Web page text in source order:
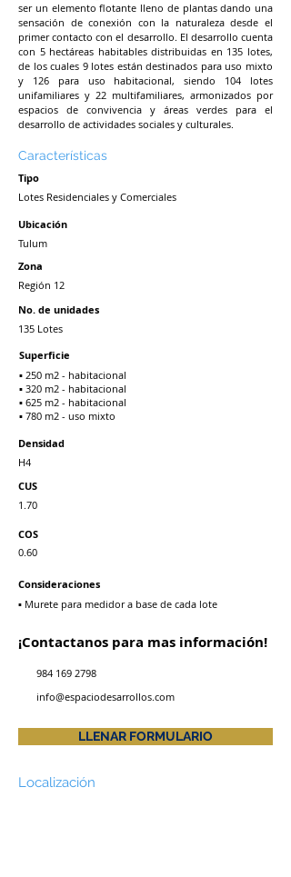
ser un elemento flotante lleno de plantas dando una
sensación de conexión con la naturaleza desde el
primer contacto con el desarrollo. El desarrollo cuenta
con 5 hectáreas habitables distribuidas en 135 lotes,
de los cuales 9 lotes están destinados para uso mixto
y 126 para uso habitacional, siendo 104 lotes
unifamiliares y 22 multifamiliares, armonizados por
espacios de convivencia y áreas verdes para el
desarrollo de actividades sociales y culturales.
Características
Tipo
Lotes Residenciales y Comerciales
Ubicación
Tulum
Zona
Región 12
No. de unidades
135 Lotes
Superficie
▪ 250 m2 - habitacional
▪ 320 m2 - habitacional
▪ 625 m2 - habitacional
▪ 780 m2 - uso mixto
Densidad
H4
CUS
1.70
COS
0.60
Consideraciones
▪ Murete para medidor a base de cada lote
¡Contactanos para mas información!
984 169 2798
info@espaciodesarrollos.com
LLENAR FORMULARIO
Localización